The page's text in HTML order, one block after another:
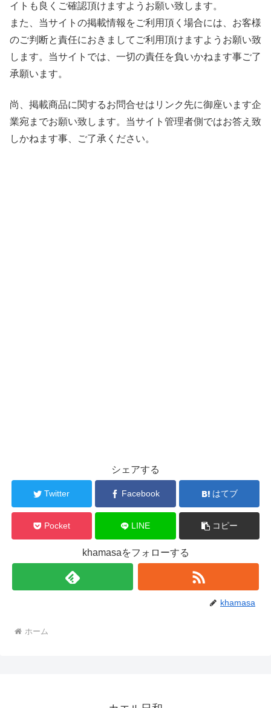
イトも良くご確認頂けますようお願い致します。
また、当サイトの掲載情報をご利用頂く場合には、お客様
のご判断と責任におきましてご利用頂けますようお願い致
します。当サイトでは、一切の責任を負いかねます事ご了
承願います。
尚、掲載商品に関するお問合せはリンク先に御座います企
業宛までお願い致します。当サイト管理者側ではお答え致
しかねます事、ご了承ください。
シェアする
Twitter Facebook はてブ
Pocket LINE コピー
khamasaをフォローする
khamasa
ホーム